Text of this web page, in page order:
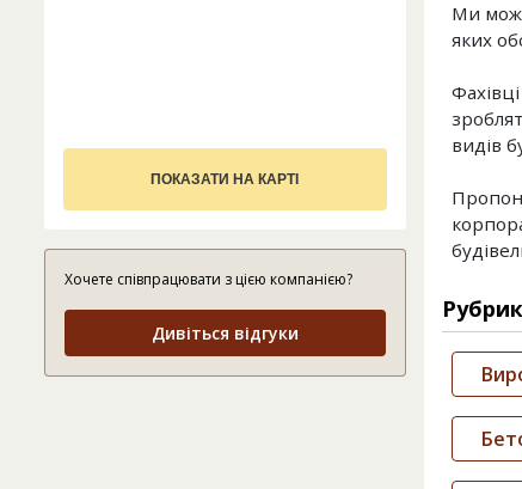
ПОКАЗАТИ НА КАРТІ
Хочете співпрацювати з цією компанією?
Дивіться відгуки
Ми
яких
Фахівці
видів